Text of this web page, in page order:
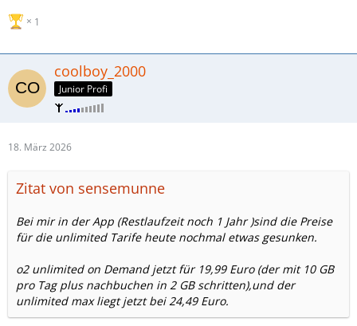
1
coolboy_2000
Junior Profi
18. März 2026
Zitat von sensemunne
Bei mir in der App (Restlaufzeit noch 1 Jahr )sind die Preise
für die unlimited Tarife heute nochmal etwas gesunken.
o2 unlimited on Demand jetzt für 19,99 Euro (der mit 10 GB
pro Tag plus nachbuchen in 2 GB schritten),und der
unlimited max liegt jetzt bei 24,49 Euro.